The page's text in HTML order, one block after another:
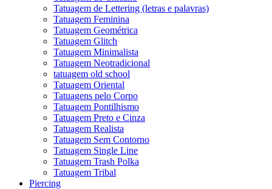
Tatuagem de Lettering (letras e palavras)
Tatuagem Feminina
Tatuagem Geométrica
Tatuagem Glitch
Tatuagem Minimalista
Tatuagem Neotradicional
tatuagem old school
Tatuagem Oriental
Tatuagens pelo Corpo
Tatuagem Pontilhismo
Tatuagem Preto e Cinza
Tatuagem Realista
Tatuagem Sem Contorno
Tatuagem Single Line
Tatuagem Trash Polka
Tatuagem Tribal
Piercing